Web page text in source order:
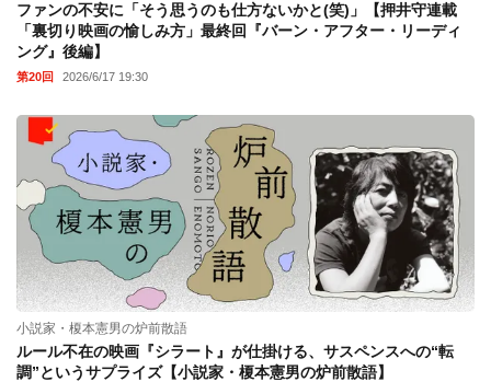
ファンの不安に「そう思うのも仕方ないかと(笑)」【押井守連載
「裏切り映画の愉しみ方」最終回『バーン・アフター・リーディ
ング』後編】
第20回 2026/6/17 19:30
小説家・榎本憲男の炉前散語
ルール不在の映画『シラート』が仕掛ける、サスペンスへの“転
調”というサプライズ【小説家・榎本憲男の炉前散語】